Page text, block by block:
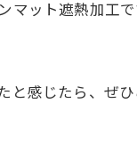
マット遮熱加工
と感じたら、ぜ